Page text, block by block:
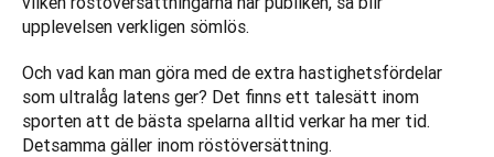
upplevelsen verkligen sömlös.
Och vad kan man göra med de extra hastighetsfördelar
som ultralåg latens ger? Det finns ett talesätt inom
sporten att de bästa spelarna alltid verkar ha mer tid.
Detsamma gäller inom röstöversättning.